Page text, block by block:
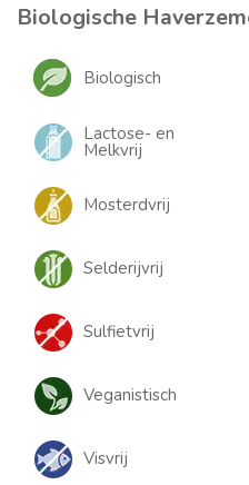
Biologische
Biologisch
Lactose- en
Melkvrij
Mosterdvrij
Selderijvrij
Sulfietvrij
Veganistisch
Visvrij